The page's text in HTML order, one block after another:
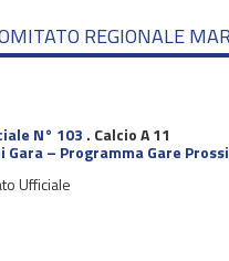
REGIONALE
N° 103 . Calcio A 11
Gara – Programma Gare
Ufficiale